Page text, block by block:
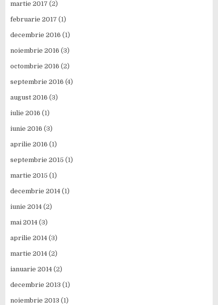
martie 2017 (2)
februarie 2017 (1)
decembrie 2016 (1)
noiembrie 2016 (3)
octombrie 2016 (2)
septembrie 2016 (4)
august 2016 (3)
iulie 2016 (1)
iunie 2016 (3)
aprilie 2016 (1)
septembrie 2015 (1)
martie 2015 (1)
decembrie 2014 (1)
iunie 2014 (2)
mai 2014 (3)
aprilie 2014 (3)
martie 2014 (2)
ianuarie 2014 (2)
decembrie 2013 (1)
noiembrie 2013 (1)